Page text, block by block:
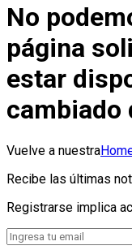
No
página
estar
cambiado
Vuelve a nuestra
Recibe las últimas
Registrarse implica